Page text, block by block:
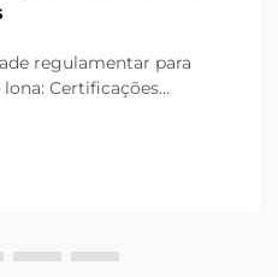
regulamentar para
Certificações
devem dar preferência